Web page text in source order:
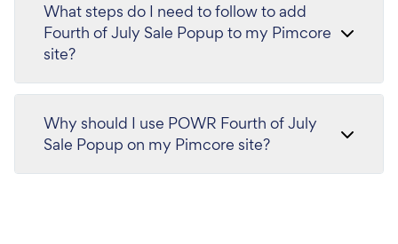
What steps do I need to follow to add
Fourth of July Sale Popup to my Pimcore
site?
Why should I use POWR Fourth of July
Sale Popup on my Pimcore site?